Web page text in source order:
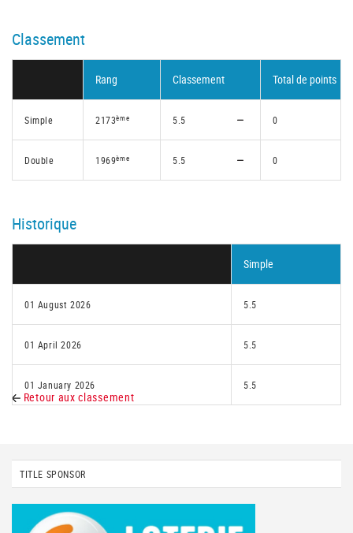
Classement
Rang Classement Total de points
Simple 2173ème 5.5 0
Double 1969ème 5.5 0
Historique
Simple
01 August 2026 5.5
01 April 2026 5.5
01 January 2026 5.5
Retour aux classement
TITLE SPONSOR